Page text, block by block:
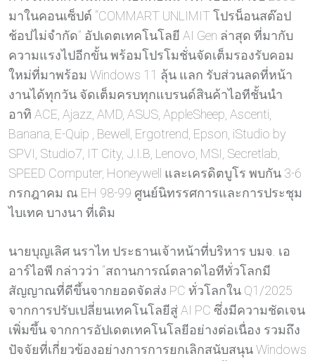
มาในคอนเซ็ปต์ “COMMART UNLIMIT โปรน็อนสต๊อป
ช้อปไม่จำกัด” อัปเดตเทคโนโลยี AI Gen ล่าสุด ที่มากับ
ความแรงไปอีกขั้น พร้อมโปรโมชั่นจัดเต็มรองรับคอม
ใหม่ที่มาพร้อม Windows 11 ลุ้น แลก รับส่วนลดที่หน้า
งานได้ทุกวัน จัดเต็มครบทุกแบรนด์สินค้าไอทีชั้นนำ
อาทิ ACE, Ajazz, AMD, ASUS, AppleSheep, Ascenti,
Banana, E-Quip , Bewell, Ergotrend, Epson, iStudio by
SPVI, Studio7, IT City, J.I.B, Lenovo, MSI, Secretlab,
SPEED Computer, Honeywell และเครดิตบูโร พบกัน 3-6
กรกฎาคม ณ EH 98-99 ศูนย์นิทรรศการและการประชุม
ไบเทค บางนา ที่เดิม
นายบุญเลิศ นราไท ประธานเจ้าหน้าที่บริหาร บมจ. เอ
อาร์ไอพี กล่าวว่า “สถานการณ์ตลาดไอทีทั่วโลกมี
สัญญาณที่ดีขึ้นจากยอดจัดส่ง PC ทั่วโลกใน Q1/2025
จากการปรับเปลี่ยนเทคโนโลยีสู่ AI PC ซึ่งมีความชัดเจน
เพิ่มขึ้น จากการอัปเดตเทคโนโลยีอย่างต่อเนื่อง รวมถึง
ปัจจัยที่เกี่ยวข้องอย่างการการยกเลิกสนับสนุน Windows